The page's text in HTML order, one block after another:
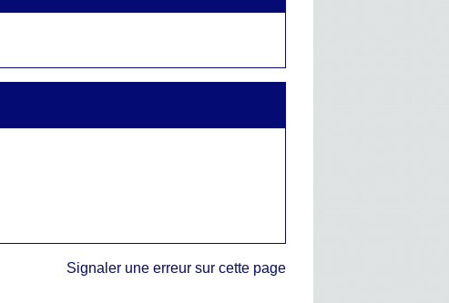
Signaler une erreur sur cette page